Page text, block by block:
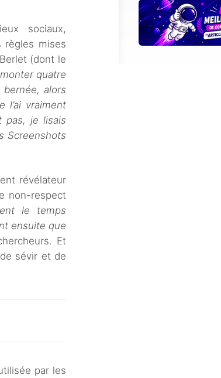
sociaux,
règles mises
(dont le
quatre
bernée, alors
l’ai vraiment
pas, je lisais
Screenshots
révélateur
non-respect
le temps
ensuite que
Et
sévir et de
par les